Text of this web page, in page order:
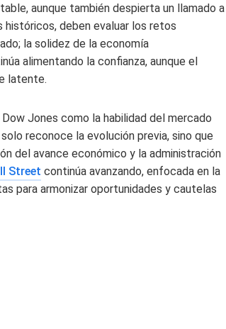
aunque también despierta un llamado a
históricos, deben evaluar los retos
la solidez de la economía
alimentando la confianza, aunque el
latente.
Jones como la habilidad del mercado
reconoce la evolución previa, sino que
del avance económico y la administración
Street continúa avanzando, enfocada en la
para armonizar oportunidades y cautelas